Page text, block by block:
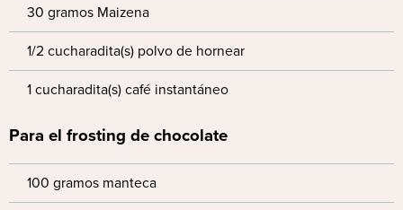
30 gramos Maizena
1/2 cucharadita(s) polvo de hornear
1 cucharadita(s) café instantáneo
Para el frosting de chocolate
100 gramos manteca